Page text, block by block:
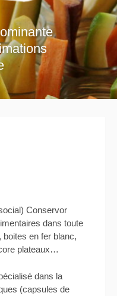
Conservor
dans toute
en fer blanc,
plateaux…
dans la
(capsules de